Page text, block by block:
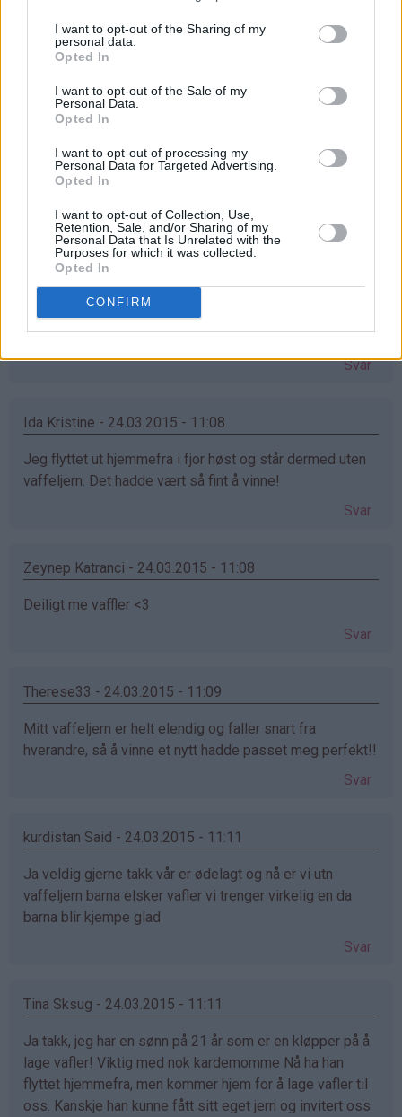
I want to opt-out of the Sharing of my
personal data.
Opted In
I want to opt-out of the Sale of my
Personal Data.
Opted In
I want to opt-out of processing my
Personal Data for Targeted Advertising.
Opted In
I want to opt-out of Collection, Use,
Retention, Sale, and/or Sharing of my
Personal Data that Is Unrelated with the
Purposes for which it was collected.
Opted In
CONFIRM
etter bare en vaffel :( Bettina Kvarmebmk92@live.no
stine-sofie - 24.03.2015 - 11:06
Åh, eg har hatt lyst på vaflar i lang tid no, men har ikkje
hatt vaffeljernet! Dette hadde vore ein perfekt gave til
påska
Monika Dale Berland - 24.03.2015 - 11:08
Har verdens snilleste mamma, som ønsker seg akkurat
dette jernet. Skal gi det til henne om jeg vinner
Svar
Ida Kristine - 24.03.2015 - 11:08
Jeg flyttet ut hjemmefra i fjor høst og står dermed uten
vaffeljern. Det hadde vært så fint å vinne!
Svar
Zeynep Katranci - 24.03.2015 - 11:08
Deiligt me vaffler <3
Svar
Therese33 - 24.03.2015 - 11:09
Mitt vaffeljern er helt elendig og faller snart fra
hverandre, så å vinne et nytt hadde passet meg perfekt!!
Svar
kurdistan Said - 24.03.2015 - 11:11
Ja veldig gjerne takk vår er ødelagt og nå er vi utn
vaffeljern barna elsker vafler vi trenger virkelig en da
barna blir kjempe glad
Svar
Tina Sksug - 24.03.2015 - 11:11
Ja takk, jeg har en sønn på 21 år som er en kløpper på å
lage vafler! Viktig med nok kardemomme Nå ha han
flyttet hjemmefra, men kommer hjem for å lage vafler til
oss. Kanskje han kunne fått sitt eget jern og invitert oss